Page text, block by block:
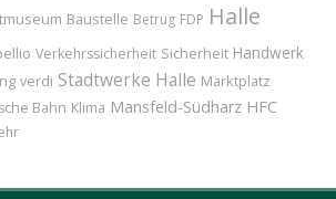
Baustelle Betrug FDP Halle
Verkehrssicherheit Sicherheit Handwerk
verdi Stadtwerke Halle Marktplatz
Bahn Klima Mansfeld-Südharz HFC